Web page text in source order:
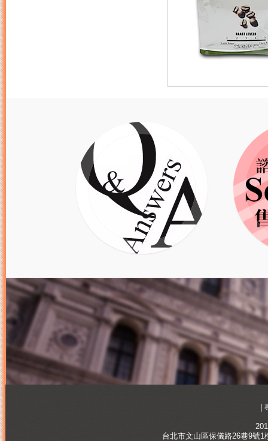
|
台北市文山區保儀路26巷9號1